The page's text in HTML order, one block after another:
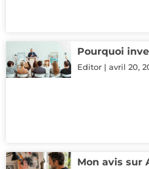
Pourquoi
Editor avril 20,
Mon avis sur